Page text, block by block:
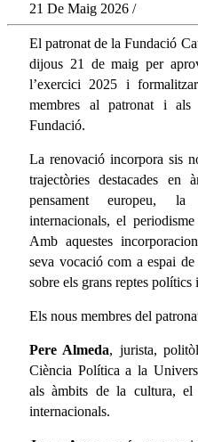
21 De Maig 2026 /
El patronat de la Fundació
dijous 21 de maig per
l’exercici 2025 i
membres al patronat i
Fundació.
La renovació incorpora sis
trajectòries destacades
pensament europeu,
internacionals, el
Amb aquestes
seva vocació com a espai
sobre els grans reptes polítics
Els nous membres del
Pere Almeda, jurista,
Ciència Política a la
als àmbits de la cultura, el
internacionals.